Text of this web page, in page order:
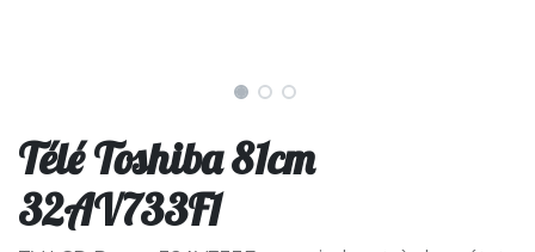
Télé Toshiba 81cm
32AV733F1